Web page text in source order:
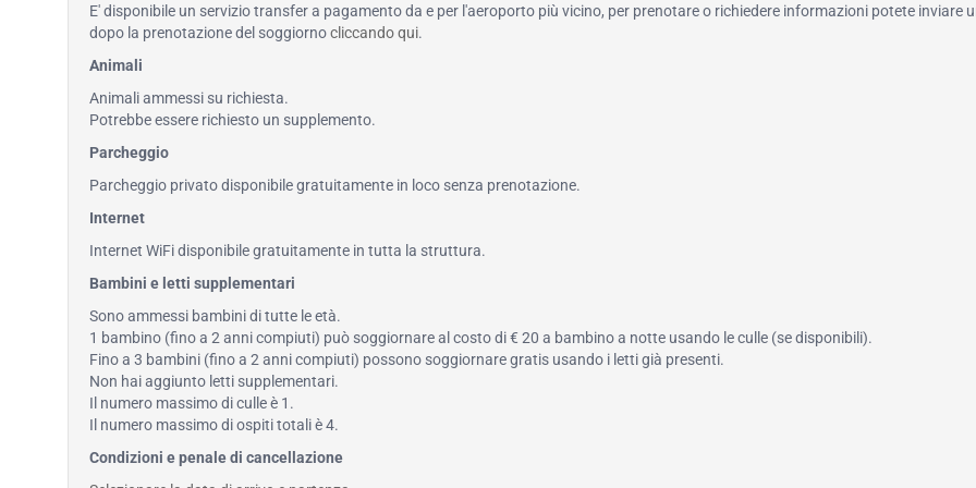
E' disponibile un servizio transfer a pagamento da e per l'aeroporto più vicino, per prenotare o richiedere informazioni potete inviare
dopo la prenotazione del soggiornocliccando qui.
Animali
Animali ammessi su richiesta.
Potrebbe essere richiesto un supplemento.
Parcheggio
Parcheggio privato disponibile gratuitamente in loco senza prenotazione.
Internet
Internet WiFi disponibile gratuitamente in tutta la struttura.
Bambini e letti supplementari
Sono ammessi bambini di tutte le età.
1 bambino (fino a 2 anni compiuti) può soggiornare al costo di € 20 a bambino a notte usando le culle (se disponibili).
Fino a 3 bambini (fino a 2 anni compiuti) possono soggiornare gratis usando i letti già presenti.
Non hai aggiunto letti supplementari.
Il numero massimo di culle è 1.
Il numero massimo di ospiti totali è 4.
Condizioni e penale di cancellazione